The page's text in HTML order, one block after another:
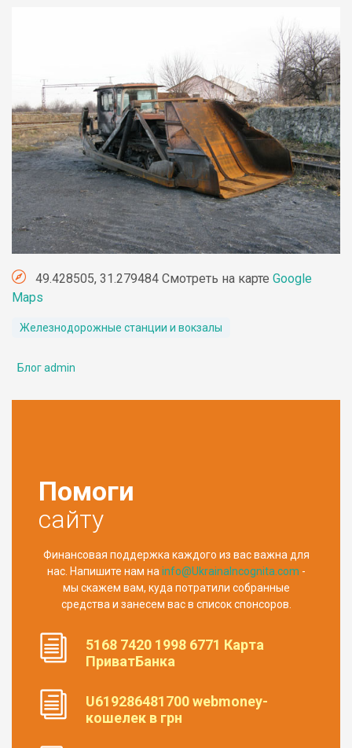
49.428505, 31.279484 Смотреть на карте Google
Maps
Железнодорожные станции и вокзалы
Блог admin
Помоги
сайту
Финансовая поддержка каждого из вас важна для
нас. Напишите нам на info@UkrainaIncognita.com -
мы скажем вам, куда потратили собранные
средства и занесем вас в список спонсоров.
5168 7420 1998 6771 Карта
ПриватБанка
U619286481700 webmoney-
кошелек в грн